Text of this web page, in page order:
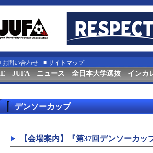
お問い合わせ ■ サイトマップ
JUFA ニュース 全日本大学選抜 インカ
デンソーカップ
【会場案内】『第37回デンソーカ